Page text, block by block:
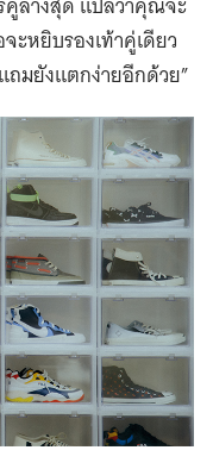
ะหยิบรองเท้าคู่เดียว
ถมยังแตกง่ายอีกด้วย”